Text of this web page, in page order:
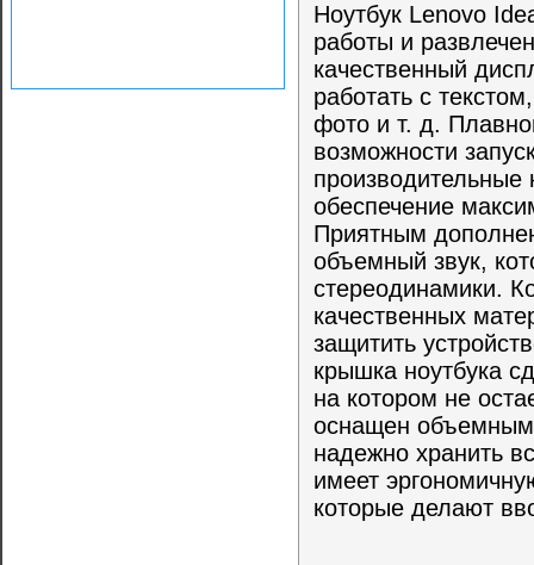
Ноутбук Lenovo
работы и
качественный
работать с
фото и т. д.
возможности
обеспечение
Приятным
объемный звук,
стереодинамики.
качественных
защитить
крышка ноутбука
на котором не
оснащен объемным
надежно хранить
имеет
которые делают